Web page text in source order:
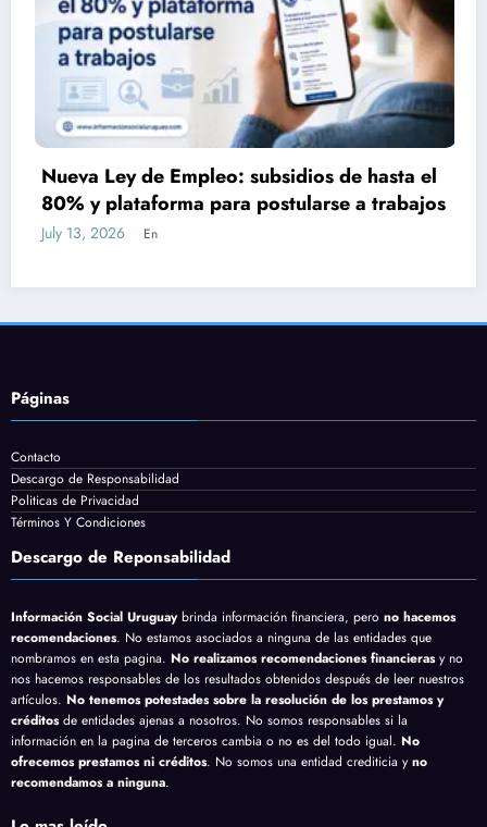
subsidios de hasta el
postularse a trabajos
Gobierno ampliará
proyecta triplicar
de educación media
July 9, 2026 En
Descargo de Responsabilidad
Politicas de Privacidad
Términos Y Condiciones
Descargo de Reponsabilidad
recomendaciones. No estamos asociados a ninguna de las entidades que
nombramos en esta pagina.No realizamos recomendaciones financieras
nos hacemos responsables de los resultados obtenidos después de leer nuestros
artículos.No tenemos potestades sobre la resolución de los prestamos y
créditosde entidades ajenas a nosotros. No somos responsables si la
información en la pagina de terceros cambia o no es del todo igual.No
ofrecemos prestamos ni créditos. No somos una entidad crediticia yno
recomendamos a ninguna.